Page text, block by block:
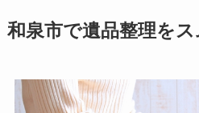
和泉市で遺品整理を